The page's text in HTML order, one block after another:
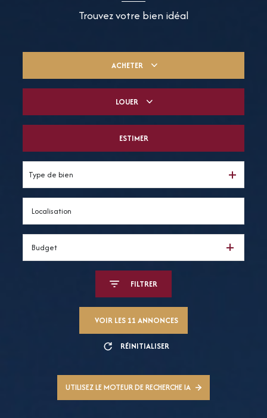
Trouvez votre bien idéal
ACHETER
Du neuf
LOUER
De l'immo pro
ESTIMER
Type de bien
Budget
FILTRER
VOIR LES 11 ANNONCES
RÉINITIALISER
UTILISEZ LE MOTEUR DE RECHERCHE IA